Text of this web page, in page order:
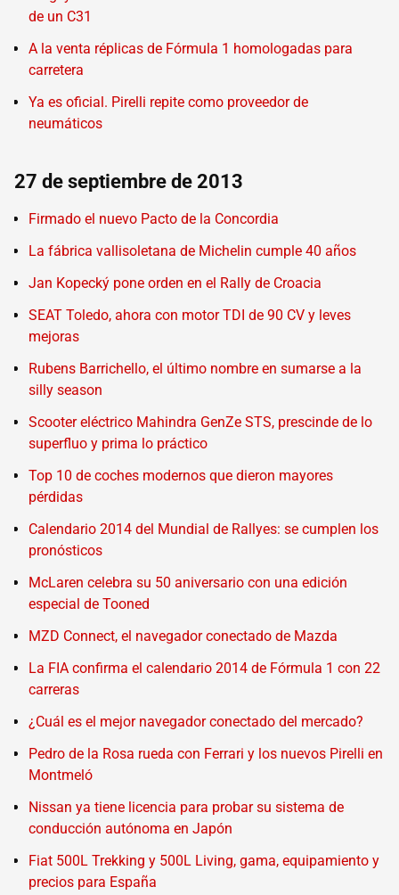
de un C31
A la venta réplicas de Fórmula 1 homologadas para
carretera
Ya es oficial. Pirelli repite como proveedor de
neumáticos
27 de septiembre de 2013
Firmado el nuevo Pacto de la Concordia
La fábrica vallisoletana de Michelin cumple 40 años
Jan Kopecký pone orden en el Rally de Croacia
SEAT Toledo, ahora con motor TDI de 90 CV y leves
mejoras
Rubens Barrichello, el último nombre en sumarse a la
silly season
Scooter eléctrico Mahindra GenZe STS, prescinde de lo
superfluo y prima lo práctico
Top 10 de coches modernos que dieron mayores
pérdidas
Calendario 2014 del Mundial de Rallyes: se cumplen los
pronósticos
McLaren celebra su 50 aniversario con una edición
especial de Tooned
MZD Connect, el navegador conectado de Mazda
La FIA confirma el calendario 2014 de Fórmula 1 con 22
carreras
¿Cuál es el mejor navegador conectado del mercado?
Pedro de la Rosa rueda con Ferrari y los nuevos Pirelli en
Montmeló
Nissan ya tiene licencia para probar su sistema de
conducción autónoma en Japón
Fiat 500L Trekking y 500L Living, gama, equipamiento y
precios para España